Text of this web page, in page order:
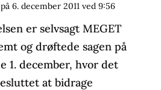
på 6. december 2011 ved 9:56
er selvsagt MEGET
og drøftede sagen på
1. december, hvor det
at bidrage